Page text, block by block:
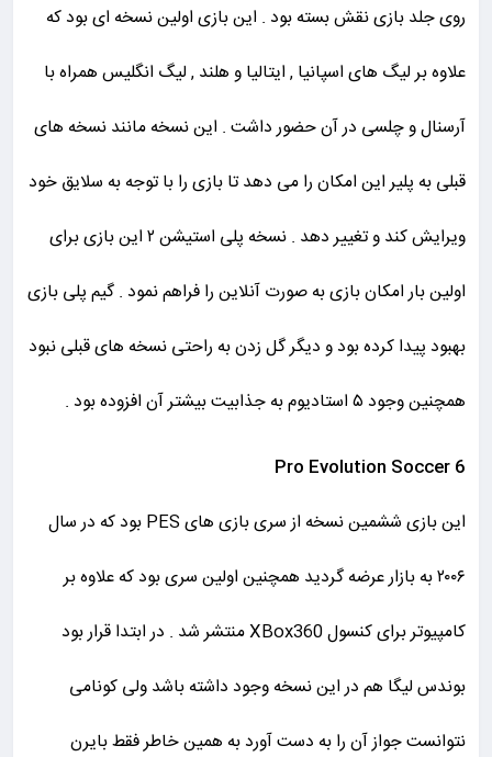
روی جلد بازی نقش بسته بود . این بازی اولین نسخه ای بود که
علاوه بر لیگ های اسپانیا , ایتالیا و هلند , لیگ انگلیس همراه با
آرسنال و چلسی در آن حضور داشت . این نسخه مانند نسخه های
قبلی به پلیر این امکان را می دهد تا بازی را با توجه به سلایق خود
ویرایش کند و تغییر دهد . نسخه پلی استیشن ۲ این بازی برای
اولین بار امکان بازی به صورت آنلاین را فراهم نمود . گیم پلی بازی
بهبود پیدا کرده بود و دیگر گل زدن به راحتی نسخه های قبلی نبود
همچنین وجود ۵ استادیوم به جذابیت بیشتر آن افزوده بود .
Pro Evolution Soccer 6
این بازی ششمین نسخه از سری بازی های PES بود که در سال
۲۰۰۶ به بازار عرضه گردید همچنین اولین سری بود که علاوه بر
کامپیوتر برای کنسول XBox360 منتشر شد . در ابتدا قرار بود
بوندس لیگا هم در این نسخه وجود داشته باشد ولی کونامی
نتوانست جواز آن را به دست آورد به همین خاطر فقط بایرن